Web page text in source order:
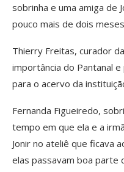
sobrinha e uma amiga de
pouco mais de dois
Thierry Freitas, curador
importância do Pantanal
para o acervo da
Fernanda Figueiredo,
tempo em que ela e a
Jonir no ateliê que ficava
elas passavam boa parte